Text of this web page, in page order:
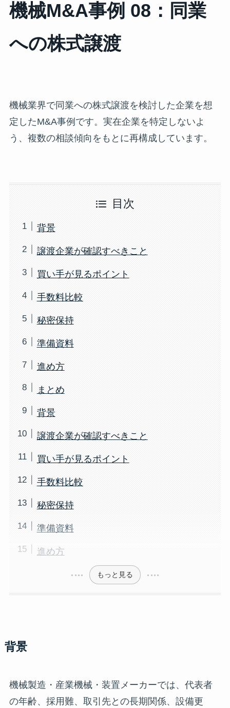
機械M&A事例 08：同業
への株式譲渡
機械業界で同業への株式譲渡を検討した企業を想
定したM&A事例です。実在企業を特定しないよ
う、複数の相談傾向をもとに再構成しています。
目次
背景
譲渡企業が確認すべきこと
買い手が見るポイント
手数料比較
秘密保持
準備資料
進め方
まとめ
背景
譲渡企業が確認すべきこと
買い手が見るポイント
手数料比較
秘密保持
準備資料
進め方
もっと見る
背景
機械製造・産業機械・装置メーカーでは、代表者
の年齢、採用難、取引先との長期関係、設備更